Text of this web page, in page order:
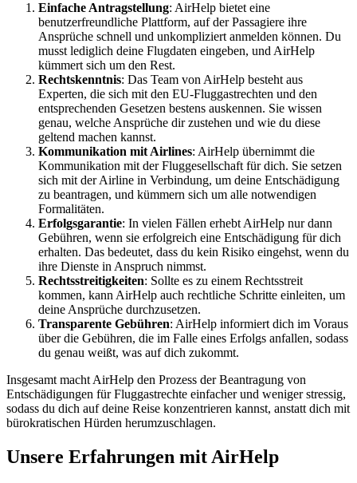
Einfache Antragstellung: AirHelp bietet eine
benutzerfreundliche Plattform, auf der Passagiere ihre
Ansprüche schnell und unkompliziert anmelden können. Du
musst lediglich deine Flugdaten eingeben, und AirHelp
kümmert sich um den Rest.
Rechtskenntnis: Das Team von AirHelp besteht aus
Experten, die sich mit den EU-Fluggastrechten und den
entsprechenden Gesetzen bestens auskennen. Sie wissen
genau, welche Ansprüche dir zustehen und wie du diese
geltend machen kannst.
Kommunikation mit Airlines: AirHelp übernimmt die
Kommunikation mit der Fluggesellschaft für dich. Sie setzen
sich mit der Airline in Verbindung, um deine Entschädigung
zu beantragen, und kümmern sich um alle notwendigen
Formalitäten.
Erfolgsgarantie: In vielen Fällen erhebt AirHelp nur dann
Gebühren, wenn sie erfolgreich eine Entschädigung für dich
erhalten. Das bedeutet, dass du kein Risiko eingehst, wenn du
ihre Dienste in Anspruch nimmst.
Rechtsstreitigkeiten: Sollte es zu einem Rechtsstreit
kommen, kann AirHelp auch rechtliche Schritte einleiten, um
deine Ansprüche durchzusetzen.
Transparente Gebühren: AirHelp informiert dich im Voraus
über die Gebühren, die im Falle eines Erfolgs anfallen, sodass
du genau weißt, was auf dich zukommt.
Insgesamt macht AirHelp den Prozess der Beantragung von
Entschädigungen für Fluggastrechte einfacher und weniger stressig,
sodass du dich auf deine Reise konzentrieren kannst, anstatt dich mit
bürokratischen Hürden herumzuschlagen.
Unsere Erfahrungen mit AirHelp